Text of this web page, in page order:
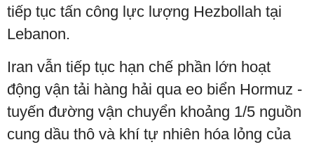
tiếp tục tấn công lực lượng Hezbollah tại
Lebanon.
Iran vẫn tiếp tục hạn chế phần lớn hoạt
động vận tải hàng hải qua eo biển Hormuz -
tuyến đường vận chuyển khoảng 1/5 nguồn
cung dầu thô và khí tự nhiên hóa lỏng của